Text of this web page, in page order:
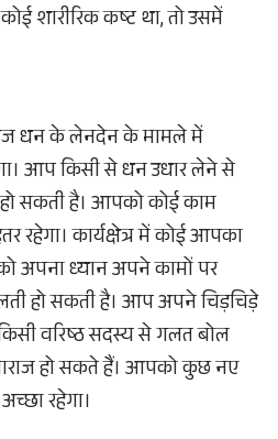
शारीरिक कष्ट था, तो उसमें
धन के लेनदेन के मामले में
आप किसी से धन उधार लेने से
सकती है। आपको कोई काम
रहेगा। कार्यक्षेत्र में कोई आपका
अपना ध्यान अपने कामों पर
हो सकती है। आप अपने चिड़चिड़े
वरिष्ठ सदस्य से गलत बोल
हो सकते हैं। आपको कुछ नए
रहेगा।